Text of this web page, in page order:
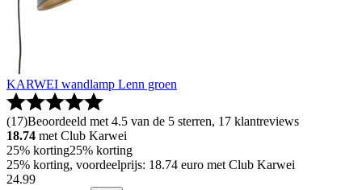
KARWEI wandlamp Lenn groen
(17)Beoordeeld met 4.5 van de 5 sterren, 17 klantreviews
18.74 met Club Karwei
25% korting25% korting
25% korting, voordeelprijs: 18.74 euro met Club Karwei
24.99